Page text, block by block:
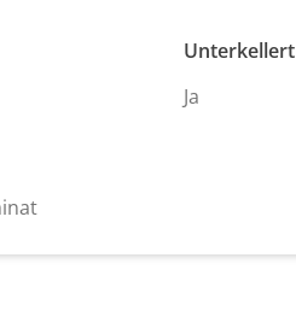
Unterkellert
Ja